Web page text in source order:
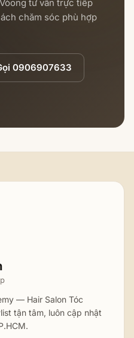
tư vấn trực tiếp
chăm sóc phù hợp
0906907633
— Hair Salon Tóc
tận tâm, luôn cập nhật